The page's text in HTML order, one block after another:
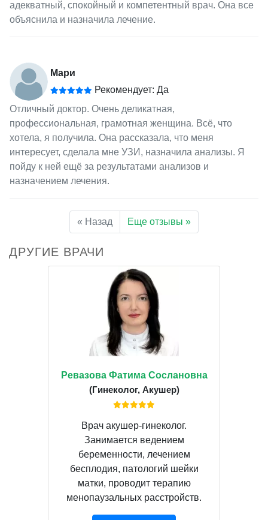
адекватный, спокойный и компетентный врач. Она все
объяснила и назначила лечение.
Мари
Рекомендует: Да
Отличный доктор. Очень деликатная,
профессиональная, грамотная женщина. Всё, что
хотела, я получила. Она рассказала, что меня
интересует, сделала мне УЗИ, назначила анализы. Я
пойду к ней ещё за результатами анализов и
назначением лечения.
« Назад Еще отзывы »
ДРУГИЕ ВРАЧИ
Ревазова Фатима Сослановна
(Гинеколог, Акушер)
Врач акушер-гинеколог.
Занимается ведением
беременности, лечением
бесплодия, патологий шейки
матки, проводит терапию
менопаузальных расстройств.